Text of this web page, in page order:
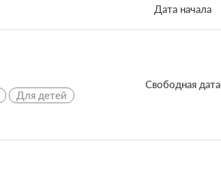
Дата начала
Для детей
Свободная дата